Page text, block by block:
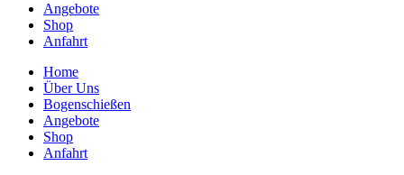
Angebote
Shop
Anfahrt
Home
Über Uns
Bogenschießen
Angebote
Shop
Anfahrt